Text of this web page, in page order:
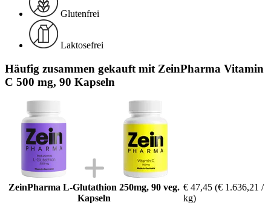
Glutenfrei
Laktosefrei
Häufig zusammen gekauft mit ZeinPharma Vitamin
C 500 mg, 90 Kapseln
ZeinPharma L-Glutathion 250mg, 90 veg.
Kapseln
€ 47,45 (€ 1.636,21 /
kg)